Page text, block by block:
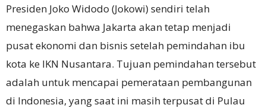
Presiden Joko Widodo (Jokowi) sendiri telah
menegaskan bahwa Jakarta akan tetap menjadi
pusat ekonomi dan bisnis setelah pemindahan ibu
kota ke IKN Nusantara. Tujuan pemindahan tersebut
adalah untuk mencapai pemerataan pembangunan
di Indonesia, yang saat ini masih terpusat di Pulau